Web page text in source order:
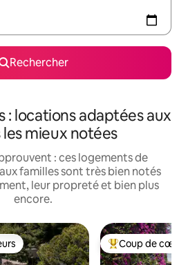
Rechercher
: locations adaptées aux
mieux notées
: ces logements de
familles sont très bien notés
leur propreté et bien plus
encore.
Coups de cœur
Coup de cœur